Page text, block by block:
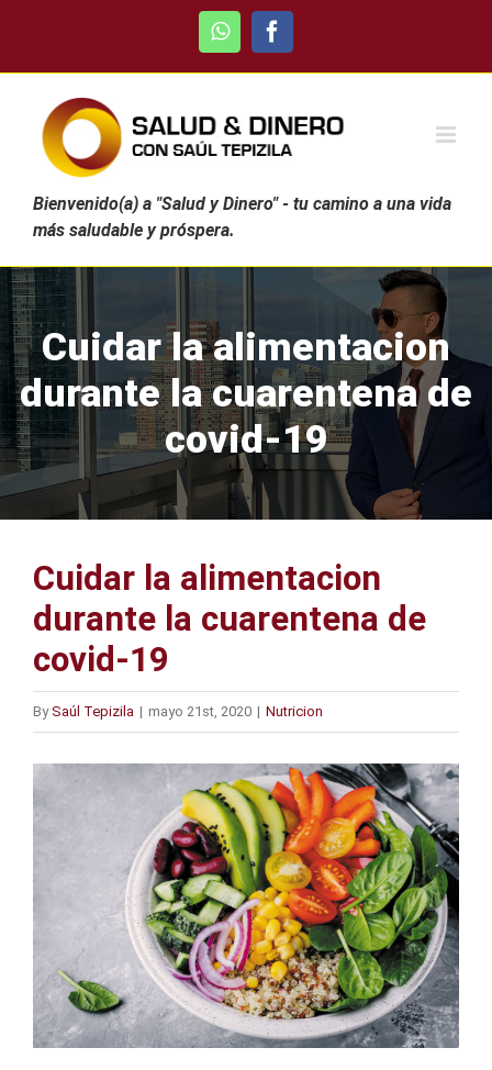
WhatsAppFacebook
Bienvenido(a) a "Salud y Dinero" - tu camino a una vida
más saludable y próspera.
Cuidar la alimentacion
durante la cuarentena de
covid-19
Cuidar la alimentacion
durante la cuarentena de
covid-19
BySaúl Tepizila | mayo 21st, 2020 | Nutricion
Larger